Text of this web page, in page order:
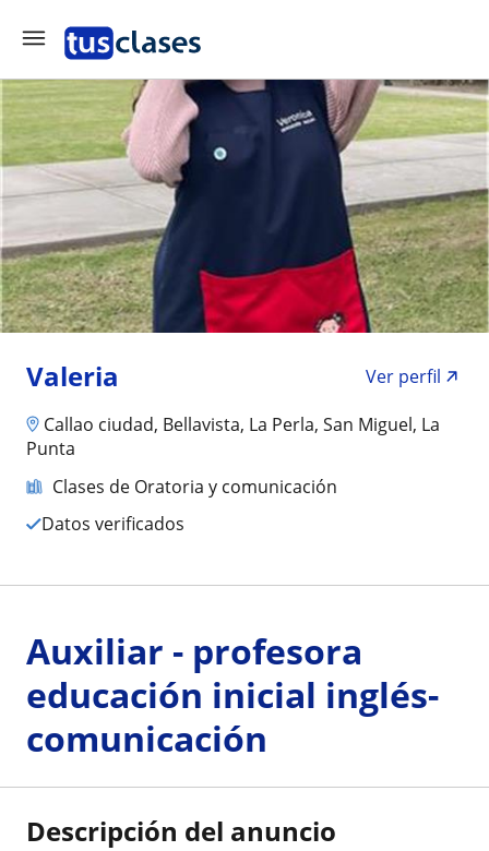
Valeria
Ver perfil
Callao ciudad, Bellavista, La Perla, San Miguel, La
Punta
Clases de Oratoria y comunicación
Datos verificados
Auxiliar - profesora
educación inicial inglés-
comunicación
Descripción del anuncio